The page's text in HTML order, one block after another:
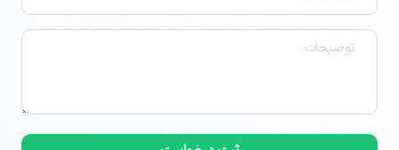
توضیحات
(ضروری)